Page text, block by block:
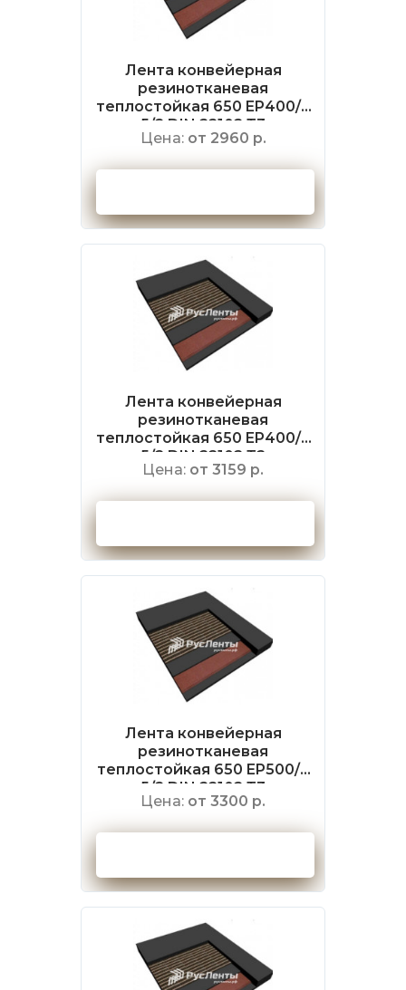
Лента конвейерная
резинотканевая
теплостойкая 650 EP400/3
5/2 DIN 22102 Т3
Цена: от 2960 р.
Лента конвейерная
резинотканевая
теплостойкая 650 EP400/3
5/2 DIN 22102 Т2
Цена: от 3159 р.
Лента конвейерная
резинотканевая
теплостойкая 650 EP500/4
5/2 DIN 22102 Т3
Цена: от 3300 р.